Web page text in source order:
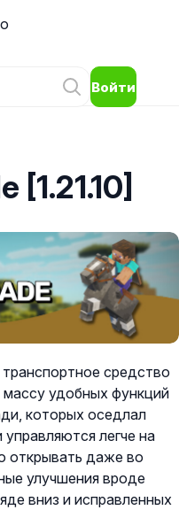
Войти
[1.21.10]
средство
удобных функций
которых оседлал
легче на
открывать даже во
улучшения вроде
вниз и исправленных